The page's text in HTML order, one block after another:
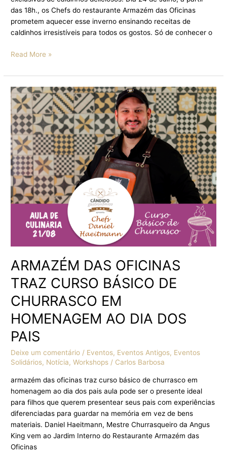
das 18h., os Chefs do restaurante Armazém das Oficinas
prometem aquecer esse inverno ensinando receitas de
caldinhos irresistíveis para todos os gostos. Só de conhecer o
Read More »
ARMAZÉM DAS OFICINAS
TRAZ CURSO BÁSICO DE
CHURRASCO EM
HOMENAGEM AO DIA DOS
PAIS
Deixe um comentário / Eventos, Eventos Antigos, Eventos
Solidários, Notícia,Workshops / Carlos Barbosa
armazém das oficinas traz curso básico de churrasco em
homenagem ao dia dos pais aula pode ser o presente ideal
para filhos que querem presentear seus pais com experiências
diferenciadas para guardar na memória em vez de bens
materiais. Daniel Haeitmann, Mestre Churrasqueiro da Angus
King vem ao Jardim Interno do Restaurante Armazém das
Oficinas
ARMAZÉM
DAS
OFICINAS
TRAZ
CURSO
BÁSICO
DE
CHURRASCO
EM
HOMENAGEM
AO